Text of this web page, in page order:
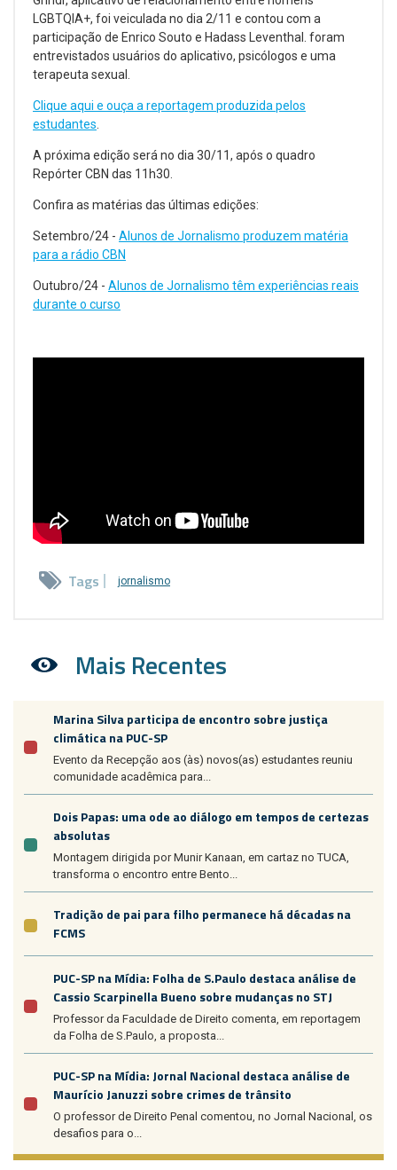
LGBTQIA+, foi veiculada no dia 2/11 e contou com a
participação de Enrico Souto e Hadass Leventhal. foram
entrevistados usuários do aplicativo, psicólogos e uma
terapeuta sexual.
Clique aqui e ouça a reportagem produzida pelos
estudantes.
A próxima edição será no dia 30/11, após o quadro
Repórter CBN das 11h30.
Confira as matérias das últimas edições:
Setembro/24 - Alunos de Jornalismo produzem matéria
para a rádio CBN
Outubro/24 - Alunos de Jornalismo têm experiências reais
durante o curso
Tags jornalismo
Mais Recentes
Marina Silva participa de encontro sobre justiça
climática na PUC-SP
Evento da Recepção aos (às) novos(as) estudantes reuniu
comunidade acadêmica para...
Dois Papas: uma ode ao diálogo em tempos de certezas
absolutas
Montagem dirigida por Munir Kanaan, em cartaz no TUCA,
transforma o encontro entre Bento...
Tradição de pai para filho permanece há décadas na
FCMS
PUC-SP na Mídia: Folha de S.Paulo destaca análise de
Cassio Scarpinella Bueno sobre mudanças no STJ
Professor da Faculdade de Direito comenta, em reportagem
da Folha de S.Paulo, a proposta...
PUC-SP na Mídia: Jornal Nacional destaca análise de
Maurício Januzzi sobre crimes de trânsito
O professor de Direito Penal comentou, no Jornal Nacional, os
desafios para o...